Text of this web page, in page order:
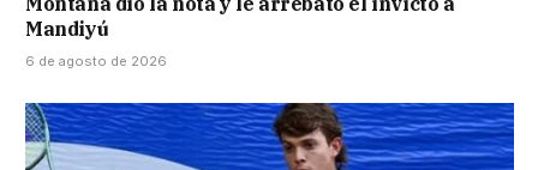
Mandiyú
6 de agosto de 2026